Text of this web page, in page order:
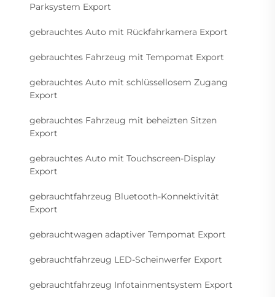
Parksystem Export
gebrauchtes Auto mit Rückfahrkamera Export
gebrauchtes Fahrzeug mit Tempomat Export
gebrauchtes Auto mit schlüssellosem Zugang
Export
gebrauchtes Fahrzeug mit beheizten Sitzen
Export
gebrauchtes Auto mit Touchscreen-Display
Export
gebrauchtfahrzeug Bluetooth-Konnektivität
Export
gebrauchtwagen adaptiver Tempomat Export
gebrauchtfahrzeug LED-Scheinwerfer Export
gebrauchtfahrzeug Infotainmentsystem Export